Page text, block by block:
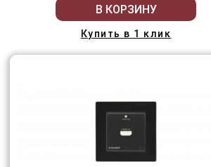
В КОРЗИНУ
Купить в 1 клик